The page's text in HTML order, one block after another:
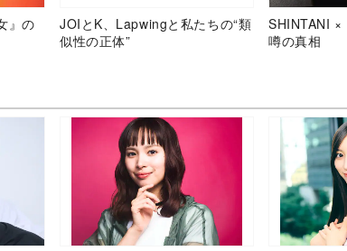
』の
JOIとK、Lapwingと私たちの“類
似性の正体”
SHINTANI ×
噂の真相